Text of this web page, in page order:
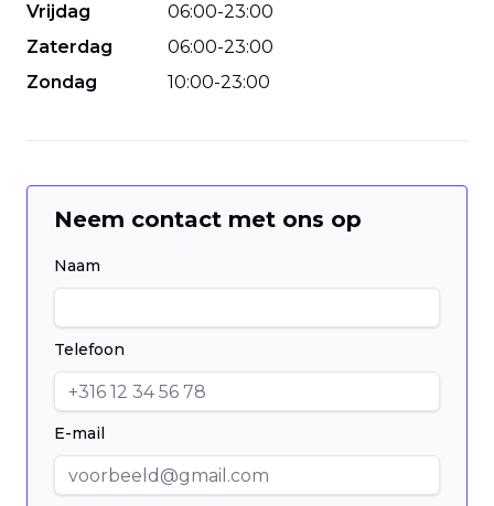
Vrijdag
06:00-23:00
Zaterdag
06:00-23:00
Zondag
10:00-23:00
Neem contact met ons op
Naam
Telefoon
E-mail